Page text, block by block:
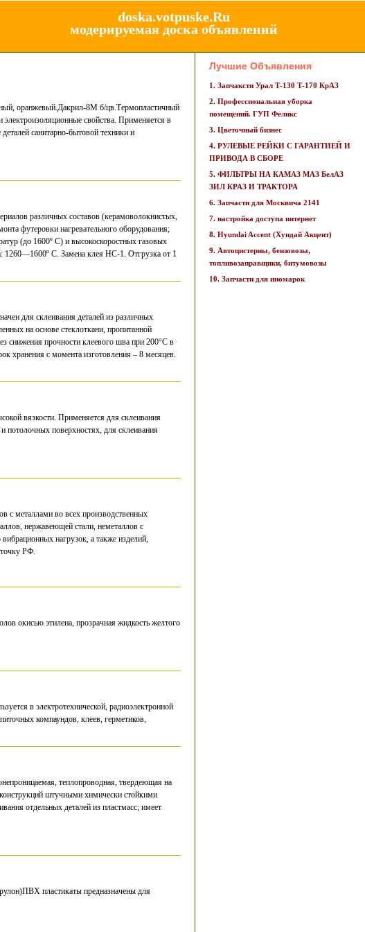
doska.votpuske.Ru
модерируемая доска объявлений
оранжевый.Дакрил-8М б/цв.Термопластичный
свойства. Применяется в
санитарно-бытовой техники и
различных составов (керамоволокнистых,
футеровки нагревательного оборудования;
(до 1600º С) и высокоскоростных газовых
1260—1600º С. Замена клея НС-1. Отгрузка от 1
для склеивания деталей из различных
на основе стеклоткани, пропитанной
снижения прочности клеевого шва при 200°С в
хранения с момента изготовления – 8 месяцев.
вязкости. Применяется для склеивания
потолочных поверхностях, для склеивания
с металлами во всех производственных
нержавеющей стали, неметаллов с
нагрузок, а также изделий,
РФ.
окисью этилена, прозрачная жидкость желтого
в электротехнической, радиоэлектронной
компаундов, клеев, герметиков,
теплопроводная, твердеющая на
штучными химически стойкими
отдельных деталей из пластмасс; имеет
пластикаты предназначены для
Лучшие Объявления
1. Запчаксти Урал Т-130 Т-170 КрАЗ
2. Профессиональная уборка
помещений. ГУП Феликс
3. Цветочный бизнес
4. РУЛЕВЫЕ РЕЙКИ С ГАРАНТИЕЙ И
ПРИВОДА В СБОРЕ
5. ФИЛЬТРЫ НА КАМАЗ МАЗ БелАЗ
ЗИЛ КРАЗ И ТРАКТОРА
6. Запчасти для Москвича 2141
7. настройка доступа интернет
8. Hyundai Accent (Хундай Акцент)
9. Автоцистерны, бензовозы,
топливозаправщики, битумовозы
10. Запчасти для иномарок